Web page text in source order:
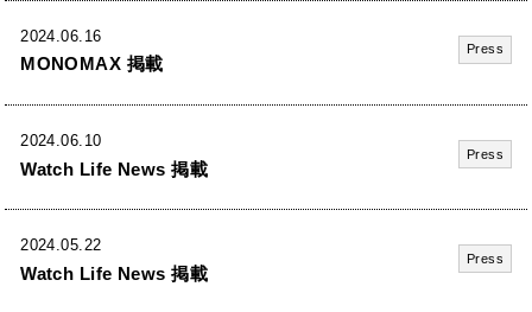
2024.06.16
MONOMAX 掲載
Press
2024.06.10
Watch Life News 掲載
Press
2024.05.22
Watch Life News 掲載
Press